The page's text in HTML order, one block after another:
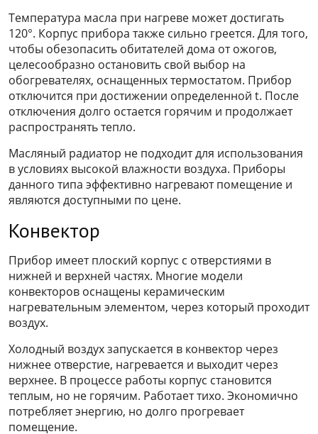
Температура масла при нагреве может достигать
120°. Корпус прибора также сильно греется. Для того,
чтобы обезопасить обитателей дома от ожогов,
целесообразно остановить свой выбор на
обогревателях, оснащенных термостатом. Прибор
отключится при достижении определенной t. После
отключения долго остается горячим и продолжает
распространять тепло.
Масляный радиатор не подходит для использования
в условиях высокой влажности воздуха. Приборы
данного типа эффективно нагревают помещение и
являются доступными по цене.
Конвектор
Прибор имеет плоский корпус с отверстиями в
нижней и верхней частях. Многие модели
конвекторов оснащены керамическим
нагревательным элементом, через который проходит
воздух.
Холодный воздух запускается в конвектор через
нижнее отверстие, нагревается и выходит через
верхнее. В процессе работы корпус становится
теплым, но не горячим. Работает тихо. Экономично
потребляет энергию, но долго прогревает
помещение.